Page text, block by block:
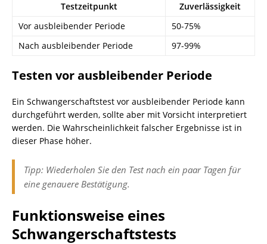
Testzeitpunkt
Zuverlässigkeit
Vor ausbleibender Periode
50-75%
Nach ausbleibender Periode
97-99%
Testen vor ausbleibender Periode
Ein Schwangerschaftstest vor ausbleibender Periode kann
durchgeführt werden, sollte aber mit Vorsicht interpretiert
werden. Die Wahrscheinlichkeit falscher Ergebnisse ist in
dieser Phase höher.
Tipp: Wiederholen Sie den Test nach ein paar Tagen für
eine genauere Bestätigung.
Funktionsweise eines
Schwangerschaftstests